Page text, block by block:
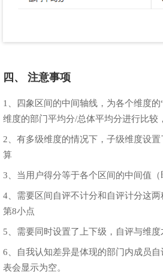
四、 注意事项
1、四象区间的中间轴线，为各个维度
维度的部门平均分/总体平均分进行比较
2、有多级维度的情况下，子级维度设
算
3、当用户得分等于各个区间的中间值
4、需要区间自评不计分和自评计分这
第8小点
5、需要同时设置了上下级，自评与维度
6、自我认知差异是体现的部门内成员
表会显示为空。